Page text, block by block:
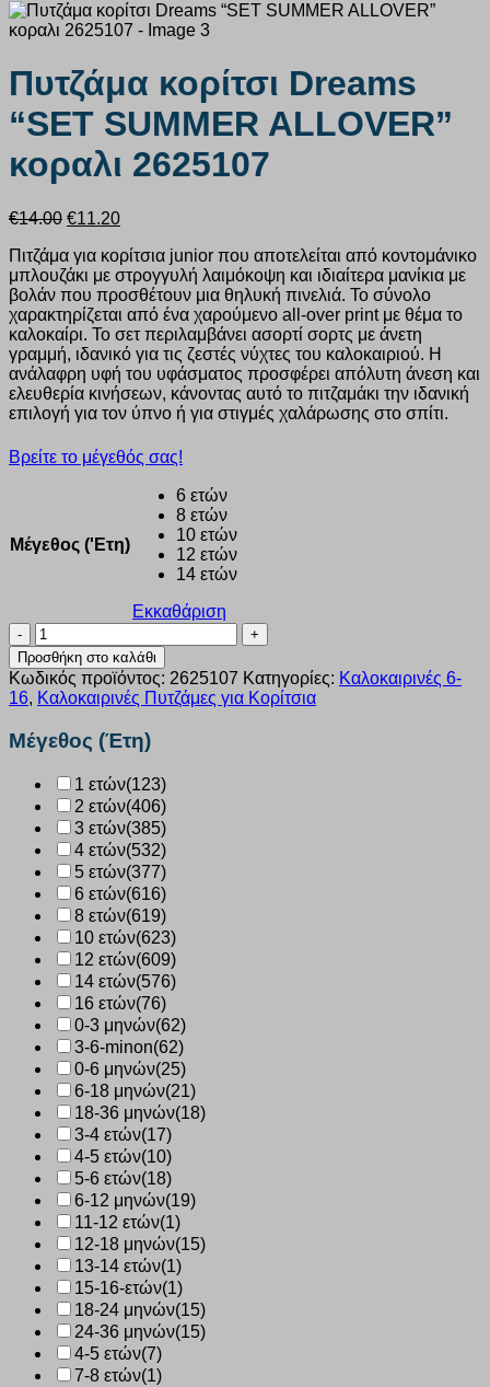
Πυτζάμα κορίτσι Dreams
“SET SUMMER ALLOVER”
κοραλι 2625107
€14.00 Original
was:
€14.00.
€11.20Η
τιμή
είναι:
€11.20.
Πιτζάμα για κορίτσια junior που αποτελείται από κοντομάνικο
μπλουζάκι με στρογγυλή λαιμόκοψη και ιδιαίτερα μανίκια με
βολάν που προσθέτουν μια θηλυκή πινελιά. Το σύνολο
χαρακτηρίζεται από ένα χαρούμενο all-over print με θέμα το
καλοκαίρι. Το σετ περιλαμβάνει ασορτί σορτς με άνετη
γραμμή, ιδανικό για τις ζεστές νύχτες του καλοκαιριού. Η
ανάλαφρη υφή του υφάσματος προσφέρει απόλυτη άνεση και
ελευθερία κινήσεων, κάνοντας αυτό το πιτζαμάκι την ιδανική
επιλογή για τον ύπνο ή για στιγμές χαλάρωσης στο σπίτι.
Βρείτε το μέγεθός σας!
Μέγεθος ('Ετη)
6 ετών
8 ετών
10 ετών
12 ετών
14 ετών
Εκκαθάριση
Πυτζάμα
κορίτσι
Dreams
“SET
SUMMER
ALLOVER”
κοραλι
ποσότητα
Προσθήκη στο καλάθι
Κωδικός προϊόντος: 2625107 Κατηγορίες: Καλοκαιρινές 6-
16, Καλοκαιρινές Πυτζάμες για Κορίτσια
Μέγεθος (Έτη)
1 ετών(123)
2 ετών(406)
3 ετών(385)
4 ετών(532)
5 ετών(377)
6 ετών(616)
8 ετών(619)
10 ετών(623)
12 ετών(609)
14 ετών(576)
16 ετών(76)
0-3 μηνών(62)
3-6-minon(62)
0-6 μηνών(25)
6-18 μηνών(21)
18-36 μηνών(18)
3-4 ετών(17)
4-5 ετών(10)
5-6 ετών(18)
6-12 μηνών(19)
11-12 ετών(1)
12-18 μηνών(15)
13-14 ετών(1)
15-16-ετών(1)
18-24 μηνών(15)
24-36 μηνών(15)
4-5 ετών(7)
7-8 ετών(1)